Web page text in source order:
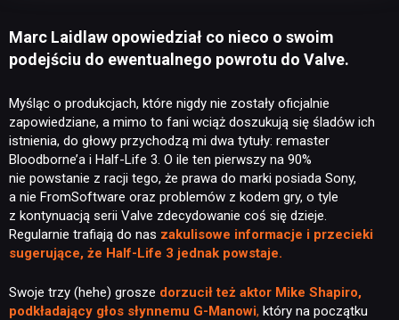
Marc Laidlaw opowiedział co nieco o swoim
podejściu do ewentualnego powrotu do Valve.
Myśląc o produkcjach, które nigdy nie zostały oficjalnie
zapowiedziane, a mimo to fani wciąż doszukują się śladów ich
istnienia, do głowy przychodzą mi dwa tytuły: remaster
Bloodborne’a i Half-Life 3. O ile ten pierwszy na 90%
nie powstanie z racji tego, że prawa do marki posiada Sony,
a nie FromSoftware oraz problemów z kodem gry, o tyle
z kontynuacją serii Valve zdecydowanie coś się dzieje.
Regularnie trafiają do nas zakulisowe informacje i przecieki
sugerujące, że Half-Life 3 jednak powstaje.
Swoje trzy (hehe) grosze dorzucił też aktor Mike Shapiro,
podkładający głos słynnemu G-Manowi, który na początku